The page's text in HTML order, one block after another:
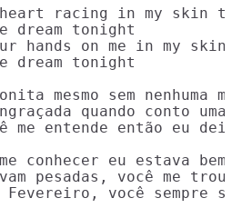
racing in my skin
dream tonight
hands on me in my skin
dream tonight
mesmo sem nenhuma
quando conto uma
me entende então eu
conhecer eu estava bem
pesadas, você me
Fevereiro, você sempre será